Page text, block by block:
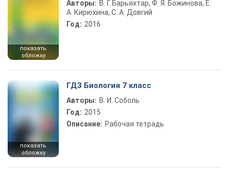
показать
обложку
Авторы: В. Г. Барьяхтар, Ф. Я. Божинова, Е.
А. Кирюхина, С. А. Довгий
Год: 2016
показать
обложку
ГДЗ Биология 7 класс
Авторы: В. И. Соболь
Год: 2015
Описание: Рабочая тетрадь